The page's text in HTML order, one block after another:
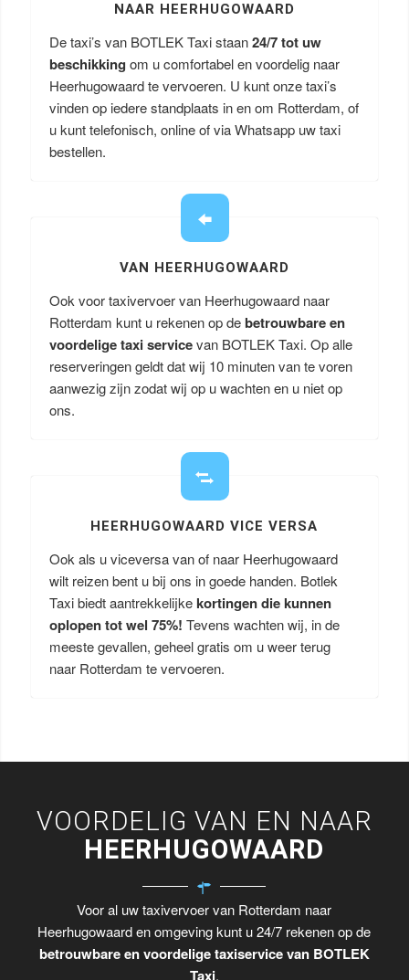
NAAR HEERHUGOWAARD
De taxi’s van BOTLEK Taxi staan24/7 tot uw
beschikking om u comfortabel en voordelig naar
Heerhugowaard te vervoeren. U kunt onze taxi’s
vinden op iedere standplaats in en om Rotterdam, of
u kunt telefonisch, online of via Whatsapp uw taxi
bestellen.
VAN HEERHUGOWAARD
Ook voor taxivervoer van Heerhugowaard naar
Rotterdam kunt u rekenen op debetrouwbare en
voordelige taxi servicevan BOTLEK Taxi. Op alle
reserveringen geldt dat wij 10 minuten van te voren
aanwezig zijn zodat wij op u wachten en u niet op
ons.
HEERHUGOWAARD VICE VERSA
Ook als u viceversa van of naar Heerhugowaard
wilt reizen bent u bij ons in goede handen. Botlek
Taxi biedt aantrekkelijkekortingen die kunnen
oplopen tot wel 75%! Tevens wachten wij, in de
meeste gevallen, geheel gratis om u weer terug
naar Rotterdam te vervoeren.
VOORDELIG VAN EN NAAR
HEERHUGOWAARD
Voor al uw taxivervoer van Rotterdam naar
Heerhugowaard en omgeving kunt u 24/7 rekenen op de
betrouwbare en voordelige taxiservice van BOTLEK
Taxi.